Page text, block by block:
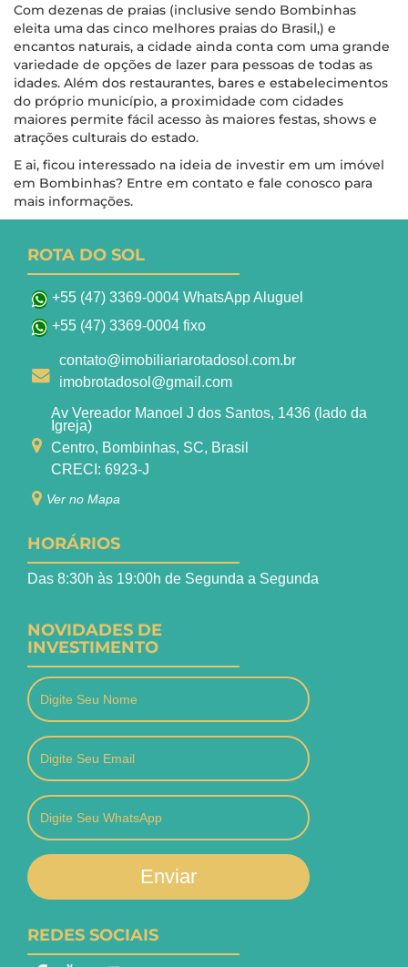
Com dezenas de praias (inclusive sendo Bombinhas
eleita uma das cinco melhores praias do Brasil,) e
encantos naturais, a cidade ainda conta com uma grande
variedade de opções de lazer para pessoas de todas as
idades. Além dos restaurantes, bares e estabelecimentos
do próprio município, a proximidade com cidades
maiores permite fácil acesso às maiores festas, shows e
atrações culturais do estado.
E ai, ficou interessado na ideia de investir em um imóvel
em Bombinhas? Entre em contato e fale conosco para
mais informações.
ROTA DO SOL
+55 (47) 3369-0004 WhatsApp Aluguel
+55 (47) 3369-0004 fixo
contato@imobiliariarotadosol.com.br
imobrotadosol@gmail.com
Av Vereador Manoel J dos Santos, 1436 (lado da
Igreja)
Centro, Bombinhas, SC, Brasil
CRECI: 6923-J
Ver no Mapa
HORÁRIOS
Das 8:30h às 19:00h de Segunda a Segunda
NOVIDADES DE
INVESTIMENTO
Enviar
REDES SOCIAIS